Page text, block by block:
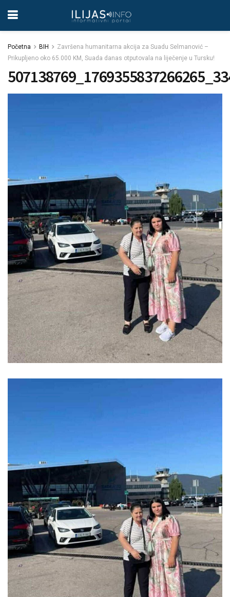
Početna BIH
Završena humanitarna akcija za Suadu Selmanović –
Prikupljeno oko 65.000 KM, Suada danas otputovala na liječenje u Tursku!